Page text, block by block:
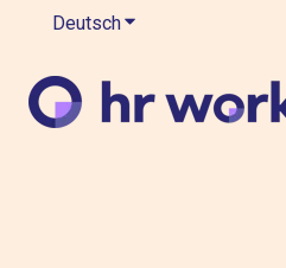
DeutschUntermenü für